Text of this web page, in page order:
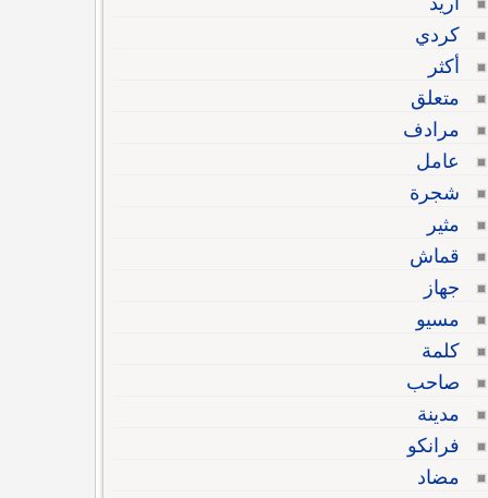
كردي
أكثر
متعلق
مرادف
عامل
شجرة
مثير
قماش
جهاز
مسيو
كلمة
صاحب
مدينة
فرانكو
مضاد